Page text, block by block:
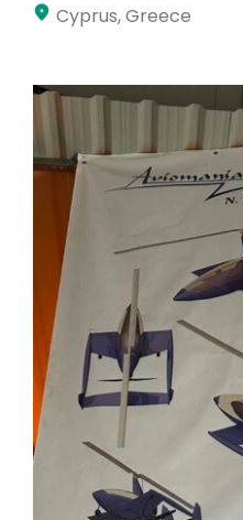
ログイン
Cyprus, Greece